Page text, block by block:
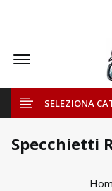
Offcanvas Menu
SELEZIONA
Specchietti